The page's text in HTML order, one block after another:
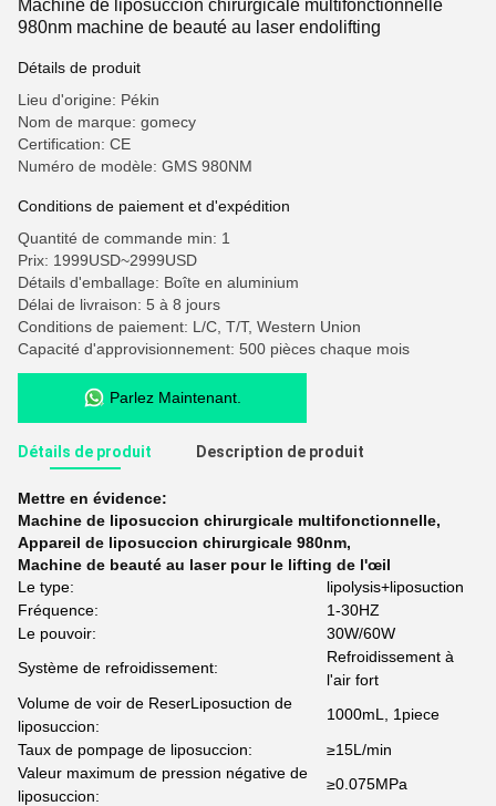
Machine de liposuccion chirurgicale multifonctionnelle
980nm machine de beauté au laser endolifting
Détails de produit
Lieu d'origine: Pékin
Nom de marque: gomecy
Certification: CE
Numéro de modèle: GMS 980NM
Conditions de paiement et d'expédition
Quantité de commande min: 1
Prix: 1999USD~2999USD
Détails d'emballage: Boîte en aluminium
Délai de livraison: 5 à 8 jours
Conditions de paiement: L/C, T/T, Western Union
Capacité d'approvisionnement: 500 pièces chaque mois
Parlez Maintenant.
Détails de produit Description de produit
Mettre en évidence:
Machine de liposuccion chirurgicale multifonctionnelle,
Appareil de liposuccion chirurgicale 980nm,
Machine de beauté au laser pour le lifting de l'œil
Le type:
lipolysis+liposuction
Fréquence:
1-30HZ
Le pouvoir:
30W/60W
Système de refroidissement:
Refroidissement à
l'air fort
Volume de voir de ReserLiposuction de
liposuccion:
1000mL, 1piece
Taux de pompage de liposuccion:
≥15L/min
Valeur maximum de pression négative de
liposuccion:
≥0.075MPa